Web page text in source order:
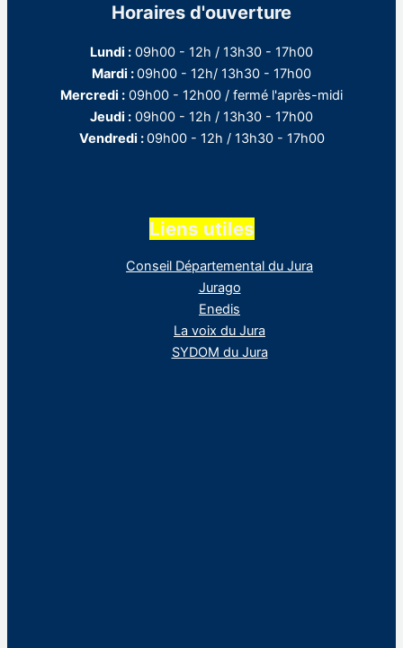
Horaires d'ouverture
Lundi : 09h00 - 12h / 13h30 - 17h00
Mardi :09h00 - 12h/ 13h30 - 17h00
Mercredi : 09h00 - 12h00 / fermé l'après-midi
Jeudi : 09h00 - 12h / 13h30 - 17h00
Vendredi :09h00 - 12h / 13h30 - 17h00
Liens utiles
Conseil Départemental du Jura
Jurago
Enedis
La voix du Jura
SYDOM du Jura